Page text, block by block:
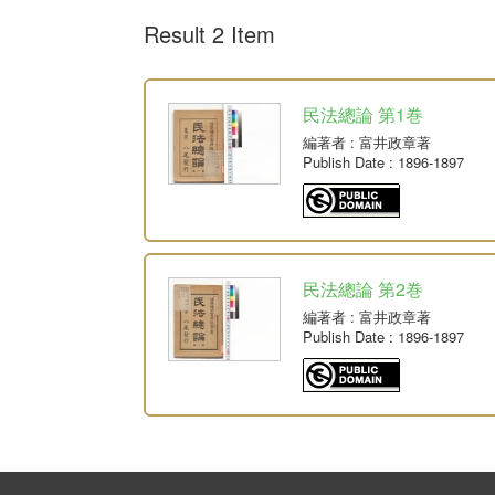
Result 2 Item
民法總論 第1巻
編著者 : 富井政章著
Publish Date : 1896-1897
民法總論 第2巻
編著者 : 富井政章著
Publish Date : 1896-1897